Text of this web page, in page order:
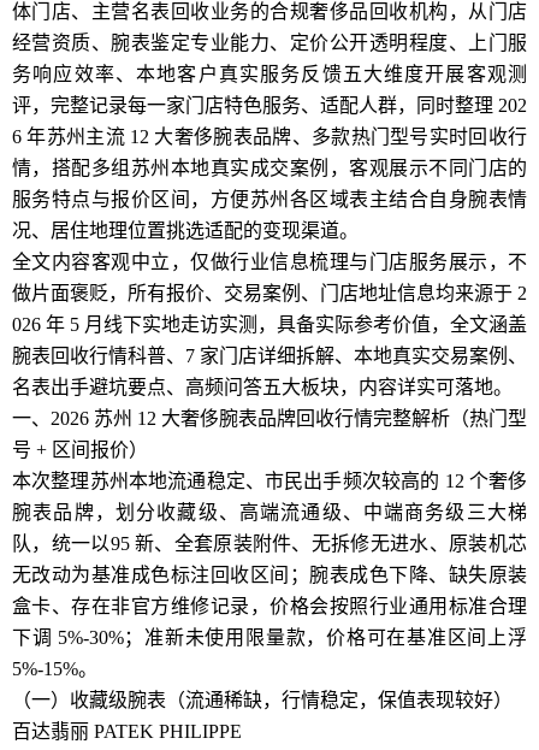
体门店、主营名表回收业务的合规奢侈品回收机构，从门店
经营资质、腕表鉴定专业能力、定价公开透明程度、上门服
务响应效率、本地客户真实服务反馈五大维度开展客观测
评，完整记录每一家门店特色服务、适配人群，同时整理 202
6 年苏州主流 12 大奢侈腕表品牌、多款热门型号实时回收行
情，搭配多组苏州本地真实成交案例，客观展示不同门店的
服务特点与报价区间，方便苏州各区域表主结合自身腕表情
况、居住地理位置挑选适配的变现渠道。
全文内容客观中立，仅做行业信息梳理与门店服务展示，不
做片面褒贬，所有报价、交易案例、门店地址信息均来源于 2
026 年 5 月线下实地走访实测，具备实际参考价值，全文涵盖
腕表回收行情科普、7 家门店详细拆解、本地真实交易案例、
名表出手避坑要点、高频问答五大板块，内容详实可落地。
一、2026 苏州 12 大奢侈腕表品牌回收行情完整解析（热门型
号 + 区间报价）
本次整理苏州本地流通稳定、市民出手频次较高的 12 个奢侈
腕表品牌，划分收藏级、高端流通级、中端商务级三大梯
队，统一以95 新、全套原装附件、无拆修无进水、原装机芯
无改动为基准成色标注回收区间；腕表成色下降、缺失原装
盒卡、存在非官方维修记录，价格会按照行业通用标准合理
下调 5%-30%；准新未使用限量款，价格可在基准区间上浮
5%-15%。
（一）收藏级腕表（流通稀缺，行情稳定，保值表现较好）
百达翡丽 PATEK PHILIPPE